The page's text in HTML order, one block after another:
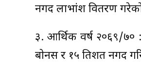
नगद लाभांश वितरण
३. आर्थिक वर्ष २०६९/७०
बाेनस र १५ प्रतिशत नगद